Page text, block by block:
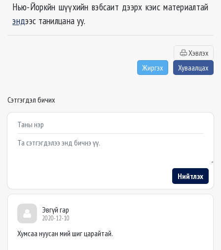
Нью-Йоркйн шүүхийн вэбсаит дээрх кэис материалтай
эндээс танилцана уу.
Хэвлэх
Жиргэх
Хуваалцах
Сэтгэгдэл бичих
Example textarea
Нийтлэх
Эвгүй гар
2020-12-10
Хумсаа нуусан мий шиг царайтай.